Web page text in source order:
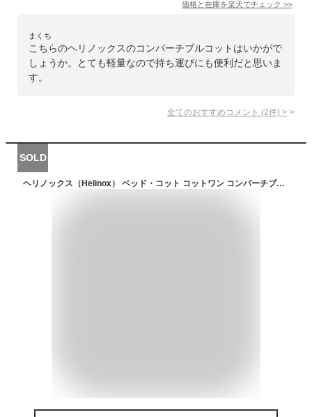
価格と在庫を楽天でチェック >>
まくち
こちらのヘリノックスのコンバーチブルコットはいかがで
しょうか。とても軽量なので持ち運びにも便利だと思いま
す。
全てのおすすめコメント (2件) >
SOLD
ヘリノックス（Helinox） ベッド・コット コットワン コンバーチブル マット 寝具 キャンプ アウトドア